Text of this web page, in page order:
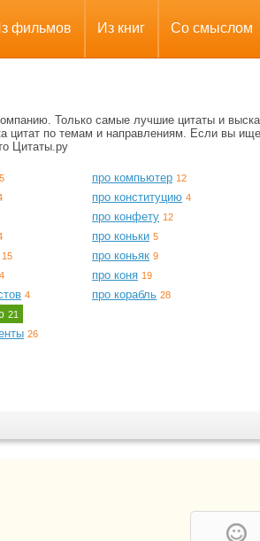
фильмов Из книг Со смыслом
Только самые лучшие цитаты и
цитат по темам и направлениям. Если вы
Цитаты.ру
5
15
4
4
21
26
про компьютер 12
про конституцию 4
про конфету 12
про коньки 5
про коньяк 9
про коня 19
про корабль 28